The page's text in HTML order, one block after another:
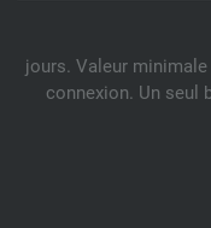
jours. Valeur
connexion. Un seul